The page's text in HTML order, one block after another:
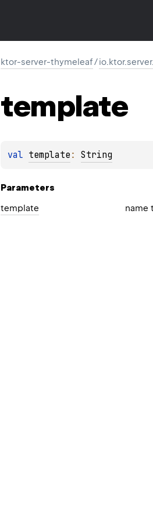
ktor-server-thymeleaf/
template
val template : String
Parameters
template
name